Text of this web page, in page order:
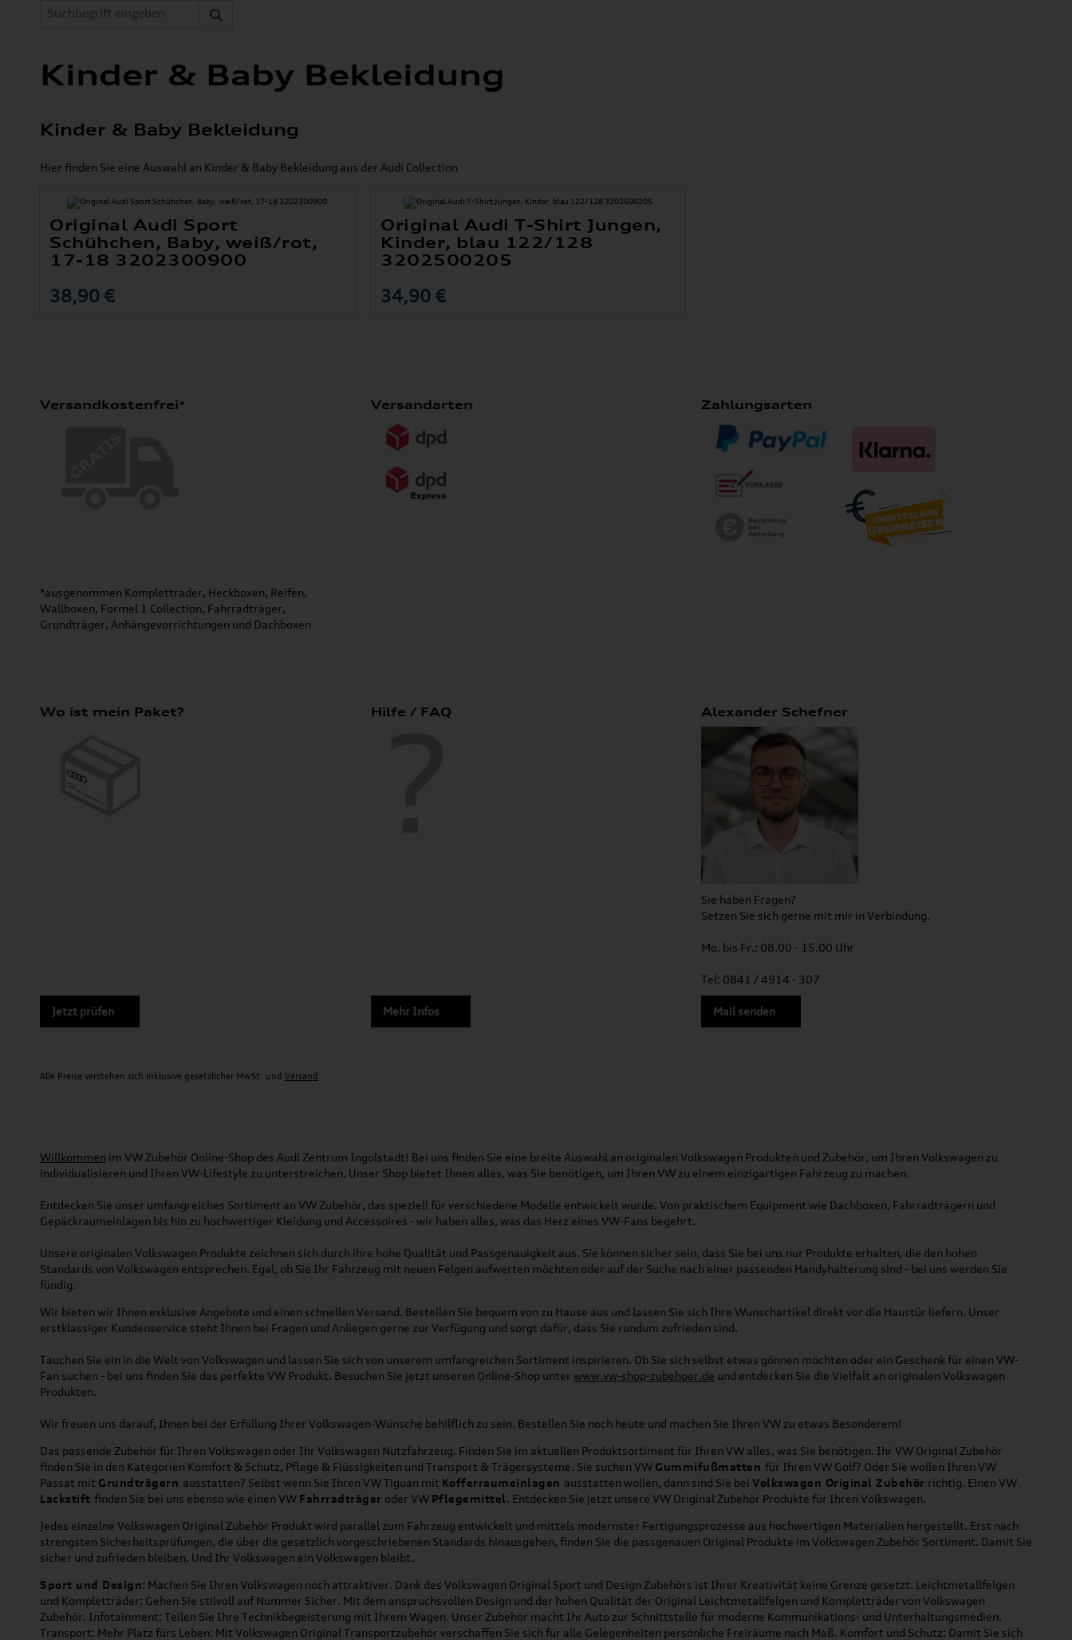
Kinder & Baby Bekleidung
Kinder & Baby Bekleidung
Hier finden Sie eine Auswahl an Kinder & Baby Bekleidung aus der Audi Collection
Original Audi Sport
Schühchen, Baby, weiß/rot,
17-18 3202300900
38,90 €
Original Audi T-Shirt Jungen,
Kinder, blau 122/128
3202500205
34,90 €
Versandkostenfrei*
*ausgenommen Kompletträder, Heckboxen, Reifen,
Wallboxen, Formel 1 Collection, Fahrradträger,
Grundträger, Anhängevorrichtungen und Dachboxen
Versandarten Zahlungsarten
Wo ist mein Paket?
Jetzt prüfen
Hilfe / FAQ
Mehr Infos
Alexander Schefner
Sie haben Fragen?
Setzen Sie sich gerne mit mir in Verbindung.
Mo. bis Fr.: 08.00 - 15.00 Uhr
Tel: 0841 / 4914 - 307
Mail senden
Alle Preise verstehen sich inklusive gesetzlicher MwSt. und Versand
Willkommen im VW Zubehör Online-Shop des Audi Zentrum Ingolstadt! Bei uns finden Sie eine breite Auswahl an originalen Volkswagen Produkten und Zubehör, um Ihren Volkswagen zu
individualisieren und Ihren VW-Lifestyle zu unterstreichen. Unser Shop bietet Ihnen alles, was Sie benötigen, um Ihren VW zu einem einzigartigen Fahrzeug zu machen.
Entdecken Sie unser umfangreiches Sortiment an VW Zubehör, das speziell für verschiedene Modelle entwickelt wurde. Von praktischem Equipment wie Dachboxen, Fahrradträgern und
Gepäckraumeinlagen bis hin zu hochwertiger Kleidung und Accessoires - wir haben alles, was das Herz eines VW-Fans begehrt.
Unsere originalen Volkswagen Produkte zeichnen sich durch ihre hohe Qualität und Passgenauigkeit aus. Sie können sicher sein, dass Sie bei uns nur Produkte erhalten, die den hohen
Standards von Volkswagen entsprechen. Egal, ob Sie Ihr Fahrzeug mit neuen Felgen aufwerten möchten oder auf der Suche nach einer passenden Handyhalterung sind - bei uns werden Sie
fündig.
Wir bieten wir Ihnen exklusive Angebote und einen schnellen Versand. Bestellen Sie bequem von zu Hause aus und lassen Sie sich Ihre Wunschartikel direkt vor die Haustür liefern. Unser
erstklassiger Kundenservice steht Ihnen bei Fragen und Anliegen gerne zur Verfügung und sorgt dafür, dass Sie rundum zufrieden sind.
Tauchen Sie ein in die Welt von Volkswagen und lassen Sie sich von unserem umfangreichen Sortiment inspirieren. Ob Sie sich selbst etwas gönnen möchten oder ein Geschenk für einen VW-
Fan suchen - bei uns finden Sie das perfekte VW Produkt. Besuchen Sie jetzt unseren Online-Shop unter www.vw-shop-zubehoer.de und entdecken Sie die Vielfalt an originalen Volkswagen
Produkten.
Wir freuen uns darauf, Ihnen bei der Erfüllung Ihrer Volkswagen-Wünsche behilflich zu sein. Bestellen Sie noch heute und machen Sie Ihren VW zu etwas Besonderem!
Das passende Zubehör für Ihren Volkswagen oder Ihr Volkswagen Nutzfahrzeug. Finden Sie im aktuellen Produktsortiment für Ihren VW alles, was Sie benötigen. Ihr VW Original Zubehör
finden Sie in den Kategorien Komfort & Schutz, Pflege & Flüssigkeiten und Transport & Trägersysteme. Sie suchen VW Gummifußmatten für Ihren VW Golf? Oder Sie wollen Ihren VW
Passat mit Grundträgern ausstatten? Selbst wenn Sie Ihren VW Tiguan mit Kofferraumeinlagen ausstatten wollen, dann sind Sie bei Volkswagen Original Zubehör richtig. Einen VW
Lackstift finden Sie bei uns ebenso wie einen VW Fahrradträger oder VW Pflegemittel. Entdecken Sie jetzt unsere VW Original Zubehör Produkte für Ihren Volkswagen.
Jedes einzelne Volkswagen Original Zubehör Produkt wird parallel zum Fahrzeug entwickelt und mittels modernster Fertigungsprozesse aus hochwertigen Materialien hergestellt. Erst nach
strengsten Sicherheitsprüfungen, die über die gesetzlich vorgeschriebenen Standards hinausgehen, finden Sie die passgenauen Original Produkte im Volkswagen Zubehör Sortiment. Damit Sie
sicher und zufrieden bleiben. Und Ihr Volkswagen ein Volkswagen bleibt.
Sport und Design: Machen Sie Ihren Volkswagen noch attraktiver. Dank des Volkswagen Original Sport und Design Zubehörs ist Ihrer Kreativität keine Grenze gesetzt. Leichtmetallfelgen
und Kompletträder: Gehen Sie stilvoll auf Nummer Sicher. Mit dem anspruchsvollen Design und der hohen Qualität der Original Leichtmetallfelgen und Kompletträder von Volkswagen
Zubehör. Infotainment: Teilen Sie Ihre Technikbegeisterung mit Ihrem Wagen. Unser Zubehör macht Ihr Auto zur Schnittstelle für moderne Kommunikations- und Unterhaltungsmedien.
Transport: Mehr Platz fürs Leben: Mit Volkswagen Original Transportzubehör verschaffen Sie sich für alle Gelegenheiten persönliche Freiräume nach Maß. Komfort und Schutz: Damit Sie sich